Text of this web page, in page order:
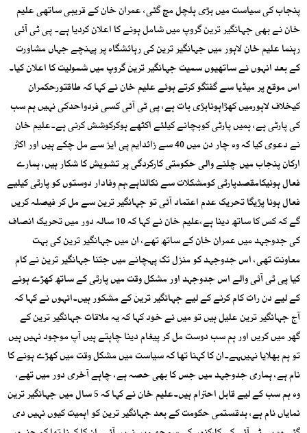
پنجاب کی سیاست میں بڑی ہلچل مچ گئی، عمران خان کے قریبی ساتھی علیم
خان نے بھی جہانگیر ترین گروپ میں شامل ہونے کا اعلان کردیا ہے۔ پی ٹی آئی
رہنما علیم خان لاہور میں جہانگیر ترین کی رہائشگاہ پر پہنچے جہاں مشاورت
کے بعد انہوں نے ساتھیوں سمیت جہانگیر ترین گروپ میں شمولیت کا اعلان کیا۔
اس موقع پر میڈیا سے گفتگو کرتے ہوئے علیم خان نے کہا کہ طاقتورحکمران
کیخلاف لاہورمیں کھڑاہونابڑی بات ہے، پی ٹی آئی کسی فردواحدکی نہیں ہم سب
کی پارٹی ہے، ہمیں پارٹی کوبچانے کیلئے اکٹھے ہوکرکوشش کرنی ہے۔علیم خان
نے دعوی کیا کہ وہ چار دن میں 40 سے زائدایم پی ایز سے مل چکے ہیں اور اکثر
ارکان پنجاب میں چلنے والی حکومتی کارکردگی پر تشویش کا شکار ہیں، ہمارے
فعال ہونیکامقصدپارٹی کومشکلات سے نکالناہے،ہم وفادار دوستوں کو پارٹی کیلیے
فعال ہونا پڑیگا تحریک عدم اعتماد آئی تو جہانگیر ترین سے مل کر فیصلہ کریں
گے کہ کس کا ساتھ دینا ہے،علیم خان نے کہا کہ 10 سالہ دور میں تحریک انصاف
کی جدوجہد میں عمران خان کے ساتھ تھے، ان میں جہانگیر ترین کی بہت
معاونت تھی، اس جدوجہد کو منزل تک پہچانے میں جتنا جہانگیر ترین نے کام
کیا پی ٹی آئی والے اس جدوجہد اور مشکل وقت میں پارٹی کے ساتھ کھڑے ہونے
کے لیے دن رات کام کرنے کے لیے جہانگیر ترین کے مشکور ہیں۔انہوں نے کہا کہ
آج جہانگیر ترین علیل ہیں تو میں نے خود کہا کہ یہ ملاقات جہانگیر ترین کے
گھر میں کریں اور ہم سب دوست مل کر پیغام دینا چاہتے ہیں آپ موجود نہیں ہیں
تو ہم بھلایا نہیںہے۔ان کا کہنا تھا کہ سیاست میں مشکل وقت میں کھڑے ہونے کا
نام ہے، ہماری جدوجہد میں جس کا بھی حصہ ہے، چاہے آخری دور میں تھے،
وہ ہم سب کے لیے قابل احترام ہیں۔علیم خان نے کہا کہ 5 سال میں جہانگیر ترین
نمایاں نام ہے، بدقستمی حکومت کے بعد جہانگیر ترین کو اہمیت کیوں نہیں دی